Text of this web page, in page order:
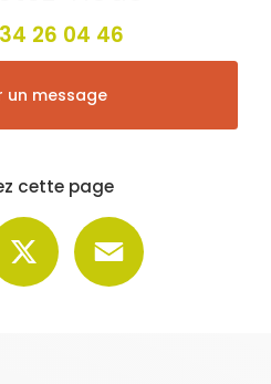
26 04 46
un message
cette page